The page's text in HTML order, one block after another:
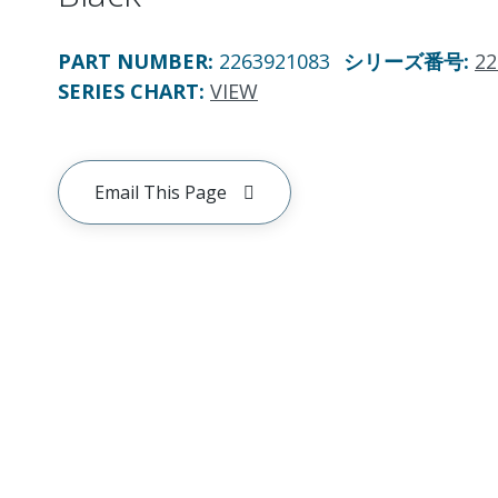
PART NUMBER: 2263921083 シリーズ番号:
SERIES CHART: VIEW
Email This Page